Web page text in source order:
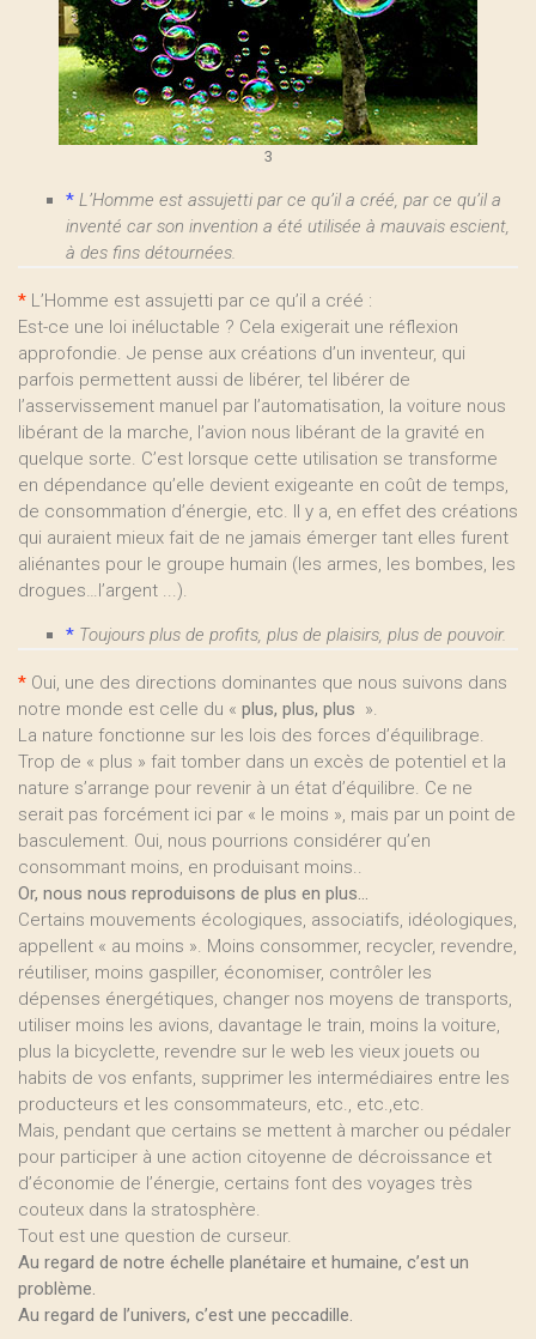
3
* L’Homme est assujetti par ce qu’il a créé, par ce qu’il a
inventé car son invention a été utilisée à mauvais escient,
à des fins détournées.
* L’Homme est assujetti par ce qu’il a créé :
Est-ce une loi inéluctable ? Cela exigerait une réflexion
approfondie. Je pense aux créations d’un inventeur, qui
parfois permettent aussi de libérer, tel libérer de
l’asservissement manuel par l’automatisation, la voiture nous
libérant de la marche, l’avion nous libérant de la gravité en
quelque sorte. C’est lorsque cette utilisation se transforme
en dépendance qu’elle devient exigeante en coût de temps,
de consommation d’énergie, etc. Il y a, en effet des créations
qui auraient mieux fait de ne jamais émerger tant elles furent
aliénantes pour le groupe humain (les armes, les bombes, les
drogues…l’argent ...).
* Toujours plus de profits, plus de plaisirs, plus de pouvoir.
* Oui, une des directions dominantes que nous suivons dans
notre monde est celle du « plus, plus, plus ».
La nature fonctionne sur les lois des forces d’équilibrage.
Trop de « plus » fait tomber dans un excès de potentiel et la
nature s’arrange pour revenir à un état d’équilibre. Ce ne
serait pas forcément ici par « le moins », mais par un point de
basculement. Oui, nous pourrions considérer qu’en
consommant moins, en produisant moins..
Or, nous nous reproduisons de plus en plus…
Certains mouvements écologiques, associatifs, idéologiques,
appellent « au moins ». Moins consommer, recycler, revendre,
réutiliser, moins gaspiller, économiser, contrôler les
dépenses énergétiques, changer nos moyens de transports,
utiliser moins les avions, davantage le train, moins la voiture,
plus la bicyclette, revendre sur le web les vieux jouets ou
habits de vos enfants, supprimer les intermédiaires entre les
producteurs et les consommateurs, etc., etc.,etc.
Mais, pendant que certains se mettent à marcher ou pédaler
pour participer à une action citoyenne de décroissance et
d’économie de l’énergie, certains font des voyages très
couteux dans la stratosphère.
Tout est une question de curseur.
Au regard de notre échelle planétaire et humaine, c’est un
problème.
Au regard de l’univers, c’est une peccadille.